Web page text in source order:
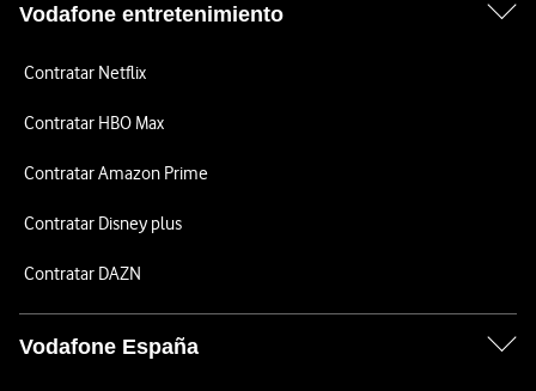
Vodafone entretenimiento
Contratar Netflix
Contratar HBO Max
Contratar Amazon Prime
Contratar Disney plus
Contratar DAZN
Vodafone España